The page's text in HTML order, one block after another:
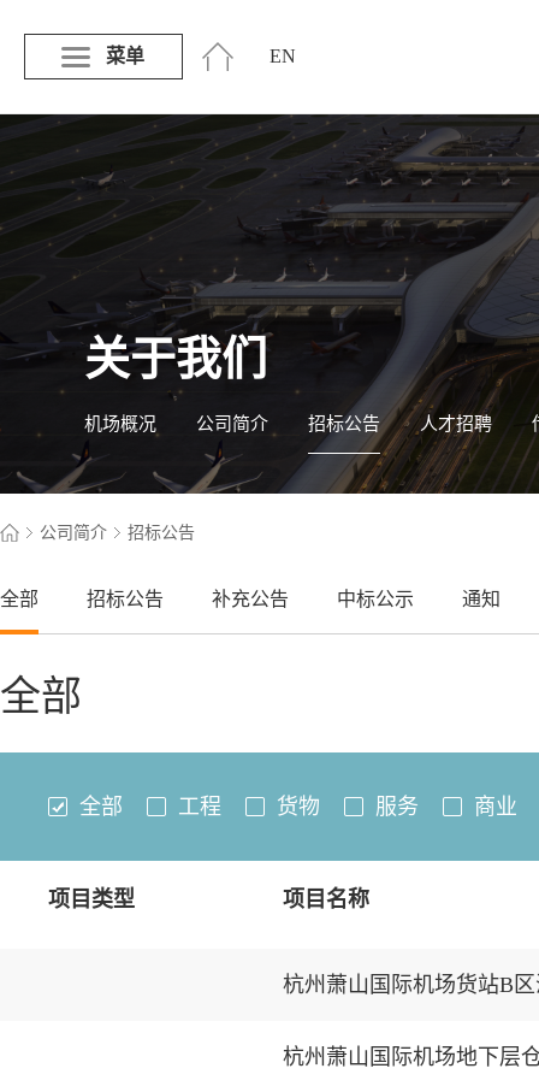
菜单 EN
关于我们
机场概况 公司简介 招标公告 人才招聘
公司简介 招标公告
全部 招标公告 补充公告 中标公示 通知
全部
全部 工程 货物 服务 商业
项目类型 项目名称
杭州萧山国际机场货站B
杭州萧山国际机场地下层